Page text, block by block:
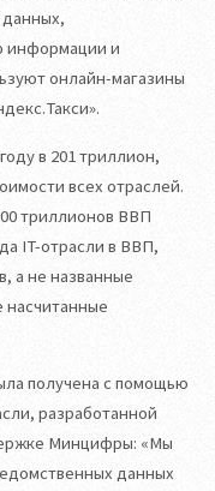
данных,
информации и
онлайн-магазины
в 201 триллион,
всех отраслей.
триллионов ВВП
IT-отрасли в ВВП,
а не названные
насчитанные
получена с помощью
разработанной
Минцифры: «Мы
данных